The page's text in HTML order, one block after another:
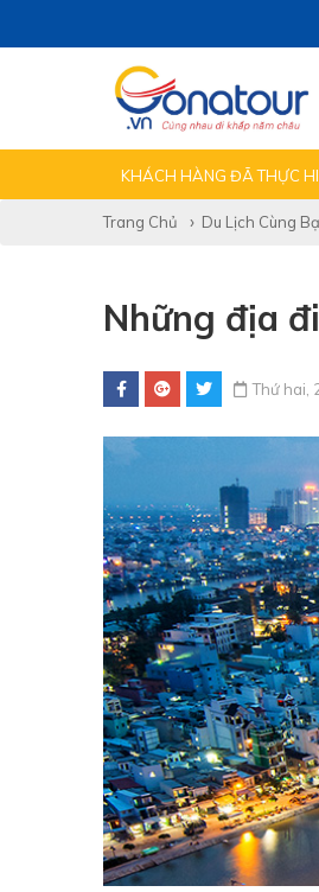
TẤT CẢ TIN
KHÁCH HÀNG ĐÃ THỰC
Trang Chủ Du Lịch Cùng
Những địa
Thứ hai,